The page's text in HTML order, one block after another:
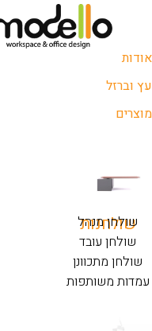
אודות
עץ וברזל
מוצרים
שולחנות
שולחן מנהל
שולחן עובד
שולחן מתכוונן
עמדות משותפות